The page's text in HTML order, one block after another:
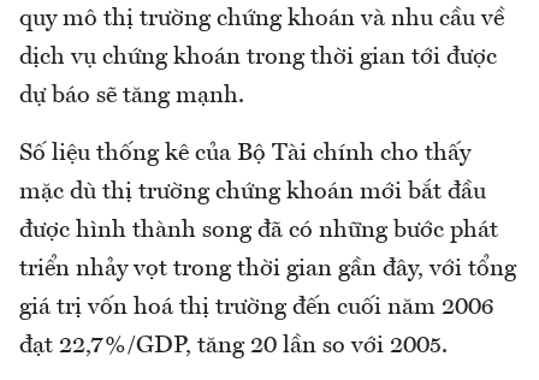
quy mô thị trường chứng khoán và nhu cầu về
dịch vụ chứng khoán trong thời gian tới được
dự báo sẽ tăng mạnh.
Số liệu thống kê của Bộ Tài chính cho thấy
mặc dù thị trường chứng khoán mới bắt đầu
được hình thành song đã có những bước phát
triển nhảy vọt trong thời gian gần đây, với tổng
giá trị vốn hoá thị trường đến cuối năm 2006
đạt 22,7%/GDP, tăng 20 lần so với 2005.